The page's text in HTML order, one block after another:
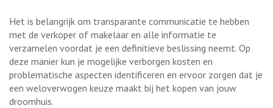
Het is belangrijk om transparante communicatie te hebben
met de verkoper of makelaar en alle informatie te
verzamelen voordat je een definitieve beslissing neemt. Op
deze manier kun je mogelijke verborgen kosten en
problematische aspecten identificeren en ervoor zorgen dat je
een weloverwogen keuze maakt bij het kopen van jouw
droomhuis.